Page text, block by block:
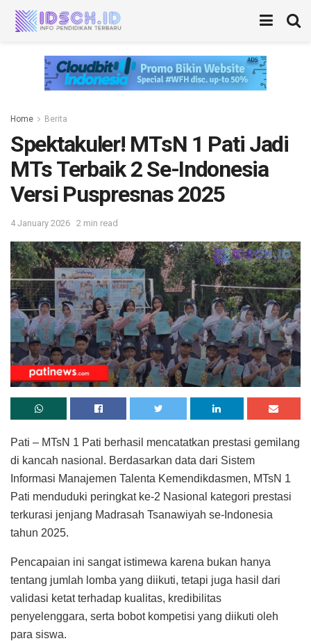
Home Berita
Spektakuler! MTsN 1 Pati Jadi
MTs Terbaik 2 Se-Indonesia
Versi Puspresnas 2025
4 January 2026 2 min read
Pati – MTsN 1 Pati berhasil mencatatkan prestasi gemilang
di kancah nasional. Berdasarkan data dari Sistem
Informasi Manajemen Talenta Kemendikdasmen, MTsN 1
Pati menduduki peringkat ke-2 Nasional kategori prestasi
terkurasi jenjang Madrasah Tsanawiyah se-Indonesia
tahun 2025.
Pencapaian ini sangat istimewa karena bukan hanya
tentang jumlah lomba yang diikuti, tetapi juga hasil dari
validasi ketat terhadap kualitas, kredibilitas
penyelenggara, serta bobot kompetisi yang diikuti oleh
para siswa.